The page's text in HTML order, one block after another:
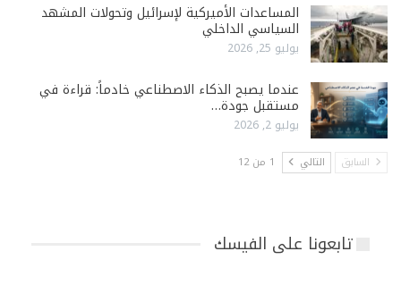
المساعدات الأميركية لإسرائيل وتحولات المشهد
السياسي الداخلي
يوليو 25, 2026
عندما يصبح الذكاء الاصطناعي خادماً: قراءة في
مستقبل جودة…
يوليو 2, 2026
السابق التالي 1 من 12
تابعونا على الفيسك